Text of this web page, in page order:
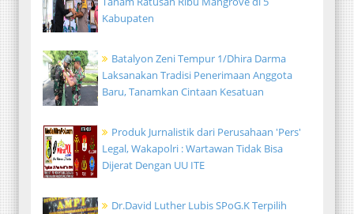
Kabupaten
Batalyon Zeni Tempur 1/Dhira Darma
Laksanakan Tradisi Penerimaan Anggota
Baru, Tanamkan Cintaan Kesatuan
Produk Jurnalistik dari Perusahaan 'Pers'
Legal, Wakapolri : Wartawan Tidak Bisa
Dijerat Dengan UU ITE
Dr.David Luther Lubis SPoG.K Terpilih